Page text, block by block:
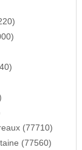
(77710)
(77560)